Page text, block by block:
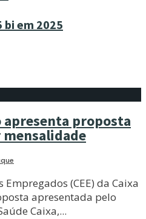
bi em 2025
apresenta proposta
mensalidade
(CEE) da Caixa
apresentada pelo
Caixa,...